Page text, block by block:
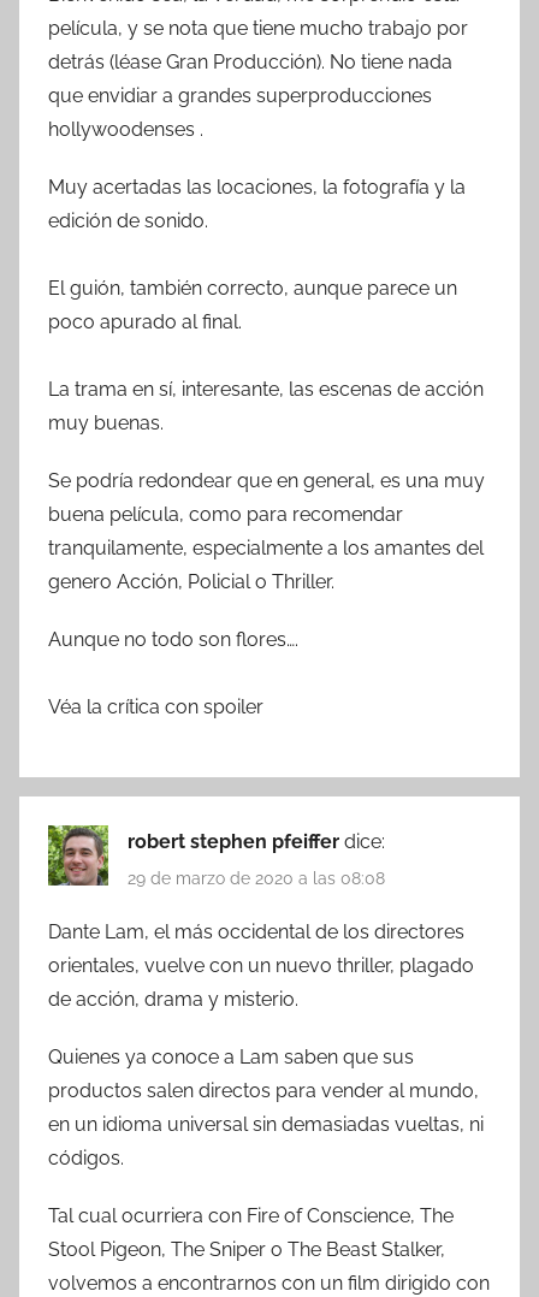
película, y se nota que tiene mucho trabajo por
detrás (léase Gran Producción). No tiene nada
que envidiar a grandes superproducciones
hollywoodenses .
Muy acertadas las locaciones, la fotografía y la
edición de sonido.
El guión, también correcto, aunque parece un
poco apurado al final.
La trama en sí, interesante, las escenas de acción
muy buenas.
Se podría redondear que en general, es una muy
buena película, como para recomendar
tranquilamente, especialmente a los amantes del
genero Acción, Policial o Thriller.
Aunque no todo son flores….
Véa la crítica con spoiler
robert stephen pfeiffer dice:
29 de marzo de 2020 a las 08:08
Dante Lam, el más occidental de los directores
orientales, vuelve con un nuevo thriller, plagado
de acción, drama y misterio.
Quienes ya conoce a Lam saben que sus
productos salen directos para vender al mundo,
en un idioma universal sin demasiadas vueltas, ni
códigos.
Tal cual ocurriera con Fire of Conscience, The
Stool Pigeon, The Sniper o The Beast Stalker,
volvemos a encontrarnos con un film dirigido con